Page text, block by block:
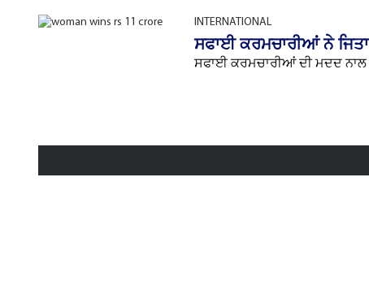
INTERNATIONAL
ਸਫਾਈ ਕਰਮਚਾਰੀਆਂ ਨੇ
ਸਫਾਈ ਕਰਮਚਾਰੀਆਂ ਦੀ ਮਦਦ